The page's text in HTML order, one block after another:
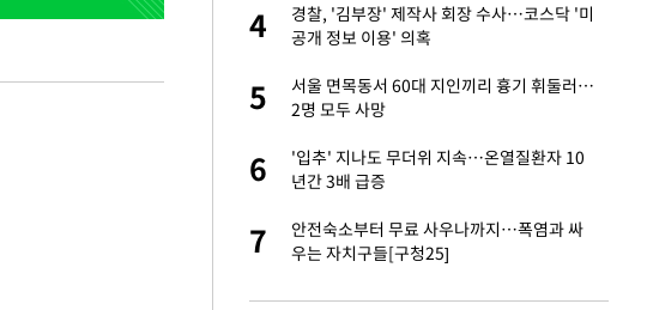
채' 시대 오나…20억대 아파트
까면 주변 다 죽어"…전세금
4
경찰, '김부장' 제작사 회장 수사…코스닥 '미
공개 정보 이용' 의혹
5
서울 면목동서 60대 지인끼리 흉기 휘둘러…
2명 모두 사망
6
'입추' 지나도 무더위 지속…온열질환자 10
년간 3배 급증
7
안전숙소부터 무료 사우나까지…폭염과 싸
우는 자치구들[구청25]